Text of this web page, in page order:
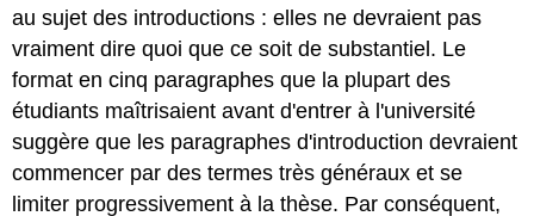
au sujet des introductions : elles ne devraient pas
vraiment dire quoi que ce soit de substantiel. Le
format en cinq paragraphes que la plupart des
étudiants maîtrisaient avant d'entrer à l'université
suggère que les paragraphes d'introduction devraient
commencer par des termes très généraux et se
limiter progressivement à la thèse. Par conséquent,